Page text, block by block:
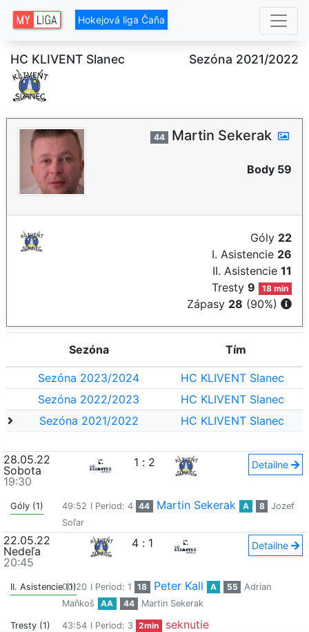
Hokejová liga Čaňa
HC KLIVENT Slanec Sezóna 2021/2022
44 Martin Sekerak
Body 59
Góly 22
I. Asistencie 26
II. Asistencie 11
Tresty9 18 min
Zápasy 28 (90%)
Sezóna Tím
Sezóna 2023/2024
HC KLIVENT Slanec
Sezóna 2022/2023
HC KLIVENT Slanec
Sezóna 2021/2022
HC KLIVENT Slanec
28.05.22
Sobota
19:30
1 : 2 Detailne
Góly (1) 49:52 I Period: 4 44 Martin Sekerak A 8
Jozef
Soľar
22.05.22
Nedeľa
20:45
4 : 1 Detailne
II. Asistencie (1)
00:20 I Period: 1 18 Peter Kall A 55
Adrian
Maňkoš
AA 44 Martin Sekerak
Tresty (1) 43:54 I Period: 3 2min
seknutie